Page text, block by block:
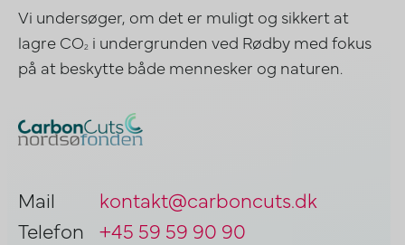
Vi undersøger, om det er muligt og sikkert at
lagre CO2 i undergrunden ved Rødby med fokus
på at beskytte både mennesker og naturen.
Mail
kontakt@carboncuts.dk
Telefon +45 59 59 90 90